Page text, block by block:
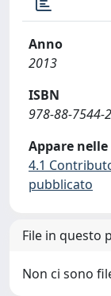
Anno
2013
ISBN
978-88-7544-
Appare
4.1
pubblicato
File in questo
Non ci sono